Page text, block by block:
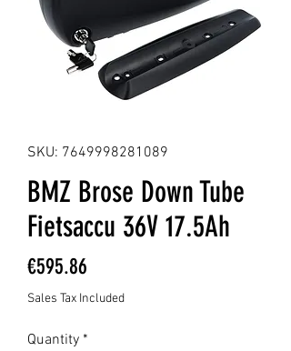
SKU: 7649998281089
BMZ Brose Down Tube
Fietsaccu 36V 17.5Ah
€595.86
Sales Tax Included
Quantity *